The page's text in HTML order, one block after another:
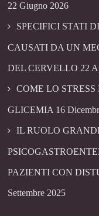
22 Giugno 2026
SPECIFICI STATI
CAUSATI DA UN
DEL CERVELLO 22
COME LO
GLICEMIA 16
IL RUOLO
PAZIENTI CON
Settembre 2025